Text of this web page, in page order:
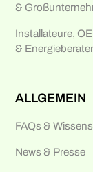
&
Installateure,
& Energieberater
ALLGEMEIN
FAQs &
News & Presse